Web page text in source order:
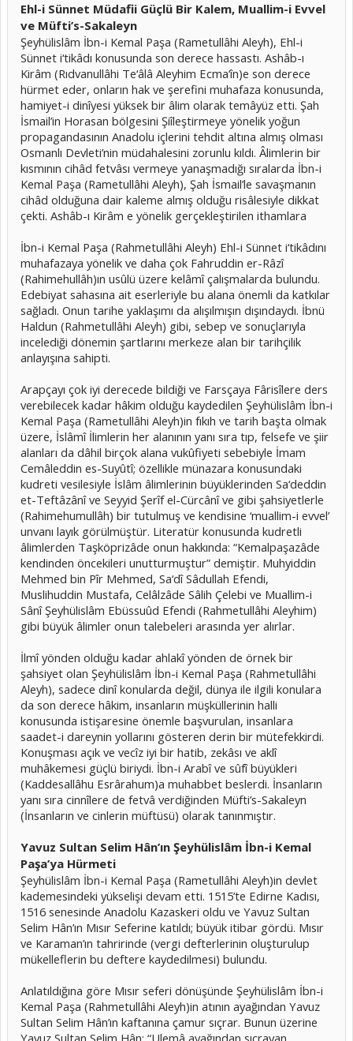
Ehl-i Sünnet Müdafii Güçlü Bir Kalem, Muallim-i Evvel
ve Müfti’s-Sakaleyn
Şeyhülislâm İbn-i Kemal Paşa (Rametullâhi Aleyh), Ehl-i
Sünnet i‘tikâdı konusunda son derece hassastı. Ashâb-ı
Kirâm (Rıdvanullâhi Te‘âlâ Aleyhim Ecma‘în)e son derece
hürmet eder, onların hak ve şerefini muhafaza konusunda,
hamiyet-i dinîyesi yüksek bir âlim olarak temâyüz etti. Şah
İsmail’in Horasan bölgesini Şiîleştirmeye yönelik yoğun
propagandasının Anadolu içlerini tehdit altına almış olması
Osmanlı Devleti’nin müdahalesini zorunlu kıldı. Âlimlerin bir
kısmının cihâd fetvâsı vermeye yanaşmadığı sıralarda İbn-i
Kemal Paşa (Rametullâhi Aleyh), Şah İsmail’le savaşmanın
cihâd olduğuna dair kaleme almış olduğu risâlesiyle dikkat
çekti. Ashâb-ı Kirâm e yönelik gerçekleştirilen ithamlara
İbn-i Kemal Paşa (Rahmetullâhi Aleyh) Ehl-i Sünnet i‘tikâdını
muhafazaya yönelik ve daha çok Fahruddin er-Râzî
(Rahimehullâh)ın usûlü üzere kelâmî çalışmalarda bulundu.
Edebiyat sahasına ait eserleriyle bu alana önemli da katkılar
sağladı. Onun tarihe yaklaşımı da alışılmışın dışındaydı. İbnü
Haldun (Rahmetullâhi Aleyh) gibi, sebep ve sonuçlarıyla
incelediği dönemin şartlarını merkeze alan bir tarihçilik
anlayışına sahipti.
Arapçayı çok iyi derecede bildiği ve Farsçaya Fârisîlere ders
verebilecek kadar hâkim olduğu kaydedilen Şeyhülislâm İbn-i
Kemal Paşa (Rametullâhi Aleyh)in fıkıh ve tarih başta olmak
üzere, İslâmî İlimlerin her alanının yanı sıra tıp, felsefe ve şiir
alanları da dâhil birçok alana vukûfiyeti sebebiyle İmam
Cemâleddin es-Suyûtî; özellikle münazara konusundaki
kudreti vesilesiyle İslâm âlimlerinin büyüklerinden Sa‘deddin
et-Teftâzânî ve Seyyid Şerîf el-Cürcânî ve gibi şahsiyetlerle
(Rahimehumullâh) bir tutulmuş ve kendisine ‘muallim-i evvel’
unvanı layık görülmüştür. Literatür konusunda kudretli
âlimlerden Taşköprizâde onun hakkında: “Kemalpaşazâde
kendinden öncekileri unutturmuştur” demiştir. Muhyiddin
Mehmed bin Pîr Mehmed, Sa‘dî Sâdullah Efendi,
Muslihuddin Mustafa, Celâlzâde Sâlih Çelebi ve Muallim-i
Sânî Şeyhülislâm Ebüssuûd Efendi (Rahmetullâhi Aleyhim)
gibi büyük âlimler onun talebeleri arasında yer alırlar.
İlmî yönden olduğu kadar ahlakî yönden de örnek bir
şahsiyet olan Şeyhülislâm İbn-i Kemal Paşa (Rahmetullâhi
Aleyh), sadece dinî konularda değil, dünya ile ilgili konulara
da son derece hâkim, insanların müşküllerinin halli
konusunda istişaresine önemle başvurulan, insanlara
saadet-i dareynin yollarını gösteren derin bir mütefekkirdi.
Konuşması açık ve vecîz iyi bir hatib, zekâsı ve aklî
muhâkemesi güçlü biriydi. İbn-i Arabî ve sûfî büyükleri
(Kaddesallâhu Esrârahum)a muhabbet beslerdi. İnsanların
yanı sıra cinnîlere de fetvâ verdiğinden Müfti’s-Sakaleyn
(İnsanların ve cinlerin müftüsü) olarak tanınmıştır.
Yavuz Sultan Selim Hân’ın Şeyhülislâm İbn-i Kemal
Paşa’ya Hürmeti
Şeyhülislâm İbn-i Kemal Paşa (Rametullâhi Aleyh)in devlet
kademesindeki yükselişi devam etti. 1515’te Edirne Kadısı,
1516 senesinde Anadolu Kazaskeri oldu ve Yavuz Sultan
Selim Hân’ın Mısır Seferine katıldı; büyük itibar gördü. Mısır
ve Karaman’ın tahririnde (vergi defterlerinin oluşturulup
mükelleflerin bu deftere kaydedilmesi) bulundu.
Anlatıldığına göre Mısır seferi dönüşünde Şeyhülislâm İbn-i
Kemal Paşa (Rahmetullâhi Aleyh)in atının ayağından Yavuz
Sultan Selim Hân’ın kaftanına çamur sıçrar. Bunun üzerine
Yavuz Sultan Selim Hân: “Ulemâ ayağından sıçrayan